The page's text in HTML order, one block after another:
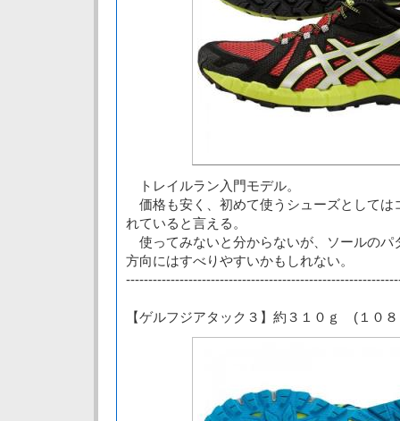
トレイルラン入門モデル。
価格も安く、初めて使うシューズとしては
れていると言える。
使ってみないと分からないが、ソールのパ
方向にはすべりやすいかもしれない。
【ゲルフジアタック３】約３１０ｇ (１０